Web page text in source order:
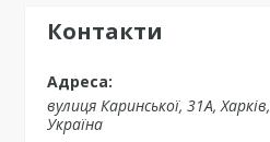
Контакти
вулиця Каринської, 31А, Харків,
Україна